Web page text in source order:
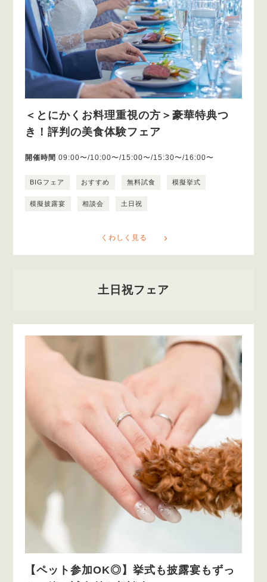
＜とにかくお料理重視の方＞豪華特典つ
き！評判の美食体験フェア
開催時間 09:00〜/10:00〜/15:00〜/15:30〜/16:00〜
BIGフェア おすすめ 無料試食 模擬挙式
模擬披露宴 相談会 土日祝
くわしく見る
土日祝フェア
【ペット参加OK◎】挙式も披露宴もずっ